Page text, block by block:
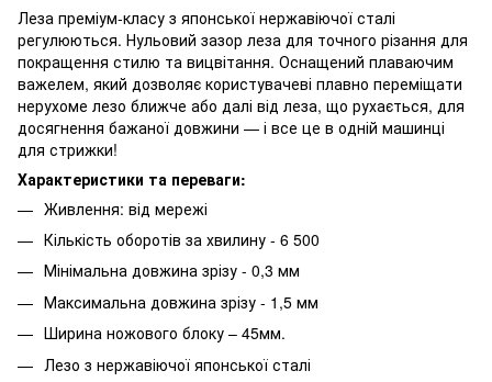
Леза преміум-класу з японської нержавіючої сталі
регулюються. Нульовий зазор леза для точного різання для
покращення стилю та вицвітання. Оснащений плаваючим
важелем, який дозволяє користувачеві плавно переміщати
нерухоме лезо ближче або далі від леза, що рухається, для
досягнення бажаної довжини — і все це в одній машинці
для стрижки!
Характеристики та переваги:
Живлення: від мережі
Кількість оборотів за хвилину - 6 500
Мінімальна довжина зрізу - 0,3 мм
Максимальна довжина зрізу - 1,5 мм
Ширина ножового блоку – 45мм.
Лезо з нержавіючої японської сталі